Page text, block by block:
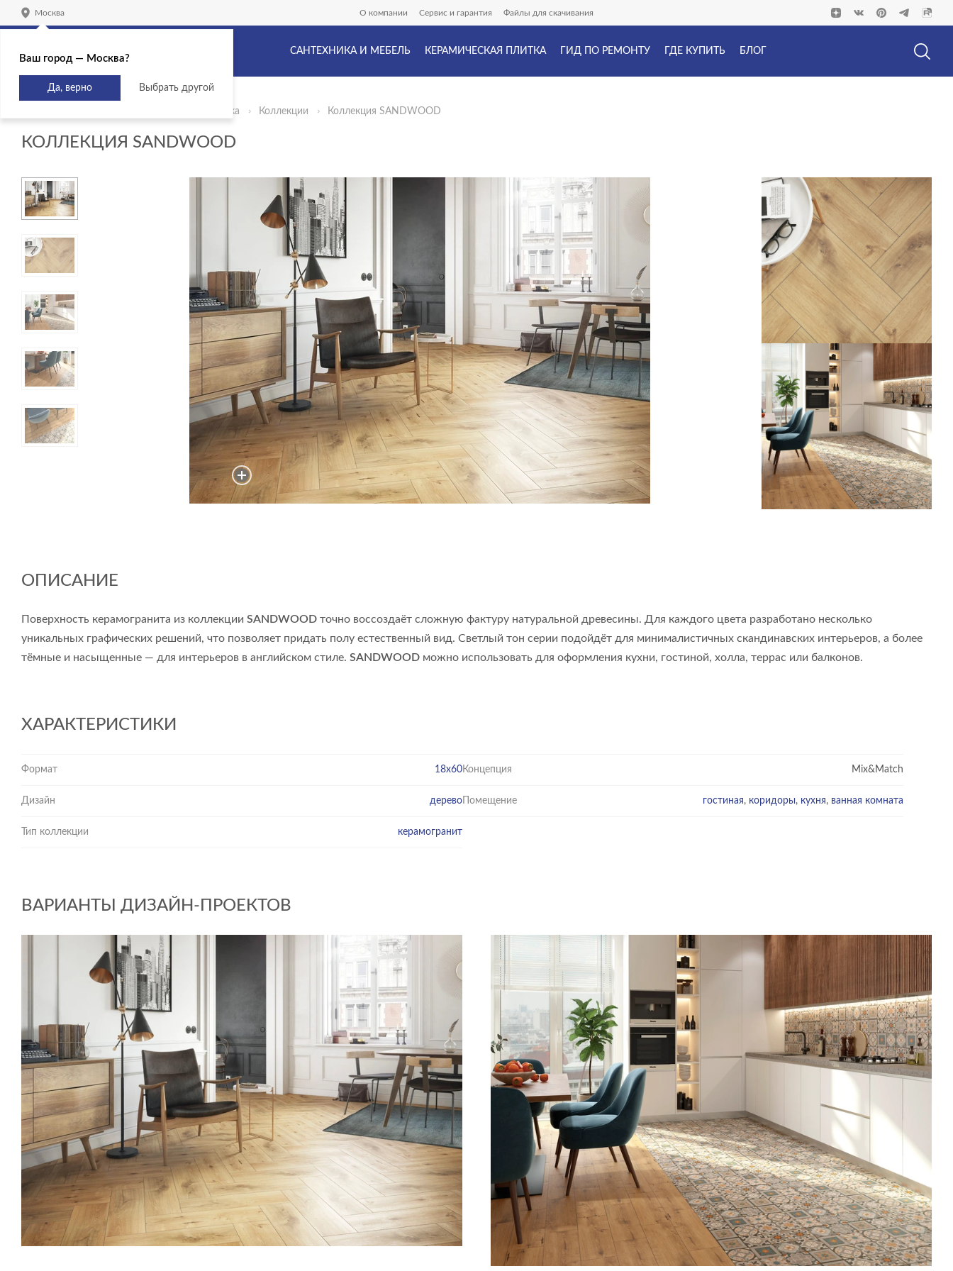
Москва О компании Сервис и гарантия Файлы для скачивания
САНТЕХНИКА И МЕБЕЛЬ КЕРАМИЧЕСКАЯ ПЛИТКА ГИД ПО РЕМОНТУ ГДЕ КУПИТЬ БЛОГ
Керамическая плитка Коллекции Коллекция SANDWOOD
КОЛЛЕКЦИЯ SANDWOOD
ОПИСАНИЕ
Поверхность керамогранита из коллекции SANDWOOD точно воссоздаёт сложную фактуру натуральной древесины. Для каждого цвета разработано несколько
уникальных графических решений, что позволяет придать полу естественный вид. Светлый тон серии подойдёт для минималистичных скандинавских интерьеров, а более
тёмные и насыщенные — для интерьеров в английском стиле. SANDWOOD можно использовать для оформления кухни, гостиной, холла, террас или балконов.
ХАРАКТЕРИСТИКИ
Формат 18x60Концепция Mix&Match
Дизайн дерево Помещение гостиная, коридоры, кухня, ванная комната
Тип коллекции керамогранит
ВАРИАНТЫ ДИЗАЙН-ПРОЕКТОВ
Ваш город — Москва?
Да, верно Выбрать другой